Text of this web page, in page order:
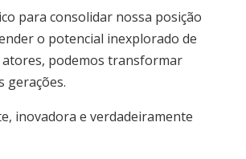
para consolidar nossa posição
o potencial inexplorado de
podemos transformar
gerações.
inovadora e verdadeiramente